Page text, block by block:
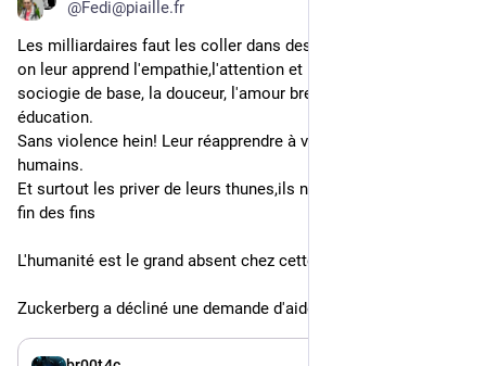
@Fedi@piaille.fr
Les milliardaires faut les coller dans des centres éducatifs où
on leur apprend l'empathie,l'attention et le soin , l'altérité, la
sociogie de base, la douceur, l'amour bref revoir toute leur
éducation.
Sans violence hein! Leur réapprendre à vivre comme des
humains.
Et surtout les priver de leurs thunes,ils nous remercieront à la
fin des fins
L'humanité est le grand absent chez cette espèce parasite.
Zuckerberg a décliné une demande d'aide en mer ...